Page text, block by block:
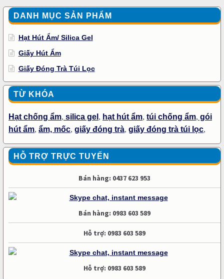
DANH MỤC SẢN PHẨM
Hạt Hút Ẩm/ Silica Gel
Giấy Hút Ẩm
Giấy Đóng Trà Túi Lọc
TỪ KHÓA
Hạt chống ẩm, silica gel , hạt hút ẩm, túi chống ẩm, gói
hút ẩm, ẩm, mốc, giấy đóng trà, giấy đóng trà túi lọc,
HỖ TRỢ TRỰC TUYẾN
Bán hàng: 0437 623 953
Bán hàng: 0983 603 589
Hỗ trợ: 0983 603 589
Hỗ trợ: 0983 603 589